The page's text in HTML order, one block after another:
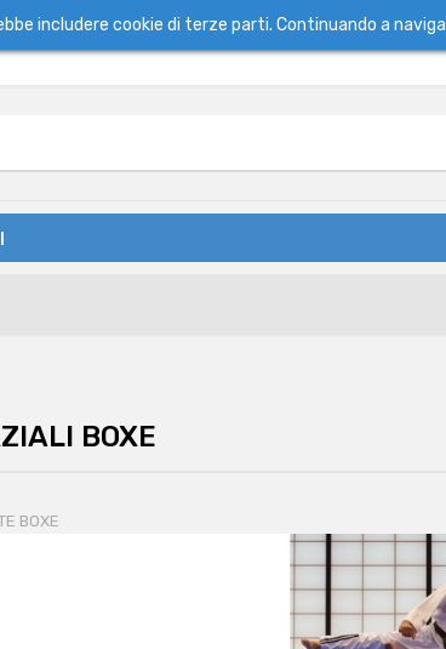
BOXE
BOXE
includere cookie di terze parti. Continuando a